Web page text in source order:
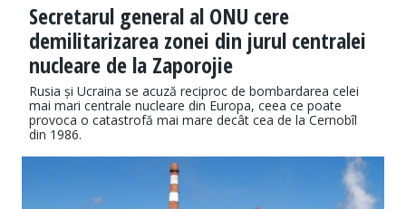
Secretarul general al ONU cere
demilitarizarea zonei din jurul centralei
nucleare de la Zaporojie
Rusia și Ucraina se acuză reciproc de bombardarea celei
mai mari centrale nucleare din Europa, ceea ce poate
provoca o catastrofă mai mare decât cea de la Cernobîl
din 1986.